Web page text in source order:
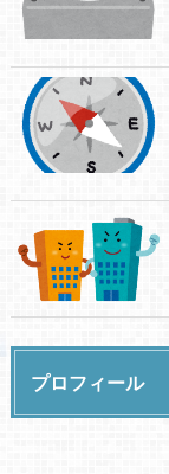
プロフィール